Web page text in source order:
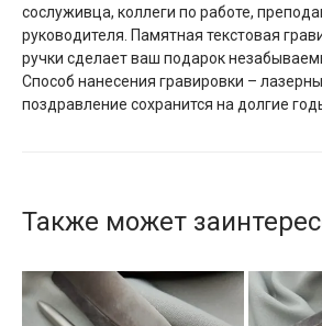
сослуживца, коллеги по работе,
руководителя. Памятная текстовая
ручки сделает ваш подарок
Способ нанесения гравировки –
поздравление сохранится на долгие
Также может